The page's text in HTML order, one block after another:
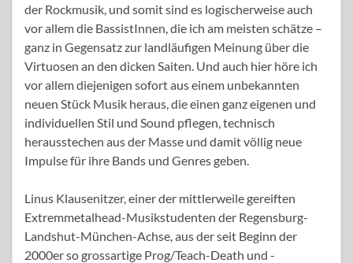
der Rockmusik, und somit sind es logischerweise auch
vor allem die BassistInnen, die ich am meisten schätze –
ganz in Gegensatz zur landläufigen Meinung über die
Virtuosen an den dicken Saiten. Und auch hier höre ich
vor allem diejenigen sofort aus einem unbekannten
neuen Stück Musik heraus, die einen ganz eigenen und
individuellen Stil und Sound pflegen, technisch
herausstechen aus der Masse und damit völlig neue
Impulse für ihre Bands und Genres geben.
Linus Klausenitzer, einer der mittlerweile gereiften
Extremmetalhead-Musikstudenten der Regensburg-
Landshut-München-Achse, aus der seit Beginn der
2000er so grossartige Prog/Teach-Death und -